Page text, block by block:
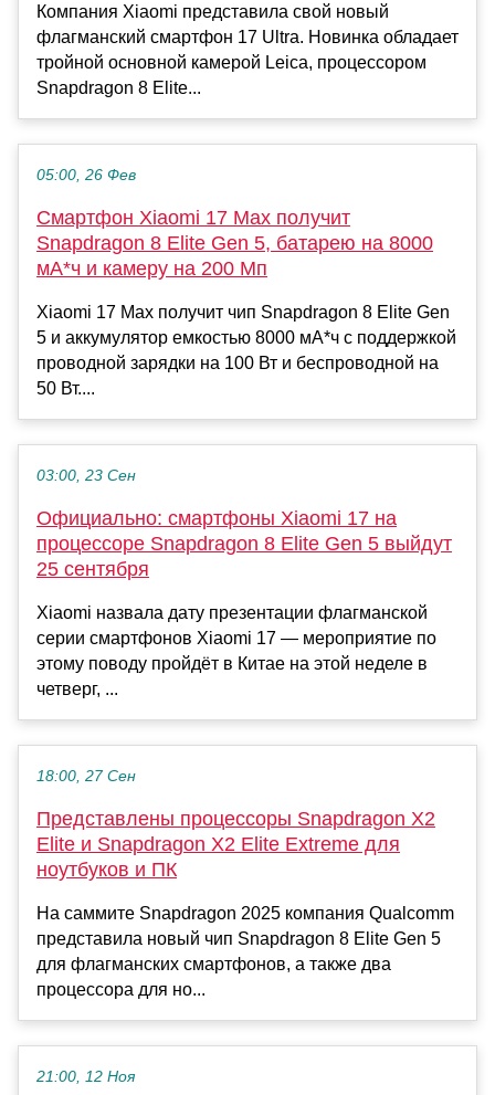
Компания Xiaomi представила свой новый
флагманский смартфон 17 Ultra. Новинка обладает
тройной основной камерой Leica, процессором
Snapdragon 8 Elite...
05:00, 26 Фев
Смартфон Xiaomi 17 Max получит
Snapdragon 8 Elite Gen 5, батарею на 8000
мА*ч и камеру на 200 Мп
Xiaomi 17 Max получит чип Snapdragon 8 Elite Gen
5 и аккумулятор емкостью 8000 мА*ч с поддержкой
проводной зарядки на 100 Вт и беспроводной на
50 Вт....
03:00, 23 Сен
Официально: смартфоны Xiaomi 17 на
процессоре Snapdragon 8 Elite Gen 5 выйдут
25 сентября
Xiaomi назвала дату презентации флагманской
серии смартфонов Xiaomi 17 — мероприятие по
этому поводу пройдёт в Китае на этой неделе в
четверг, ...
18:00, 27 Сен
Представлены процессоры Snapdragon X2
Elite и Snapdragon X2 Elite Extreme для
ноутбуков и ПК
На саммите Snapdragon 2025 компания Qualcomm
представила новый чип Snapdragon 8 Elite Gen 5
для флагманских смартфонов, а также два
процессора для но...
21:00, 12 Ноя